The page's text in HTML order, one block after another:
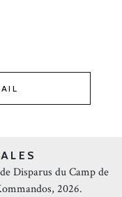
Disparus du Camp de
2026.